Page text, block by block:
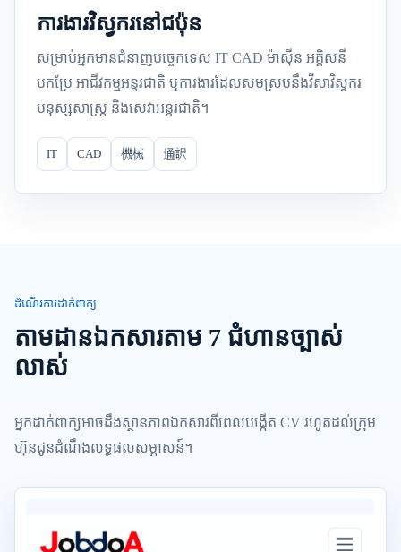
ការងារវិស្វករនៅជប៉ុន
សម្រាប់អ្នកមានជំនាញបច្ចេកទេស IT CAD ម៉ាស៊ីន អគ្គិសនី
បកប្រែ អាជីវកម្មអន្តរជាតិ ឬការងារដែលសមស្របនឹងវីសាវិស្វករ
មនុស្សសាស្ត្រ និងសេវាអន្តរជាតិ។
IT CAD 機械 通訳
ដំណើរការដាក់ពាក្យ
តាមដានឯកសារតាម 7 ជំហានច្បាស់
លាស់
អ្នកដាក់ពាក្យអាចដឹងស្ថានភាពឯកសារពីពេលបង្កើត CV រហូតដល់ក្រុម
ហ៊ុនជូនដំណឹងលទ្ធផលសម្ភាសន៍។